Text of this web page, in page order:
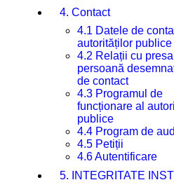
4. Contact
4.1 Datele de
autorităților publice
4.2 Relații cu
persoană
de contact
4.3 Programul de
funcționare al
publice
4.4 Program de
4.5 Petiții
4.6 Autentificare
5. INTEGRITATE